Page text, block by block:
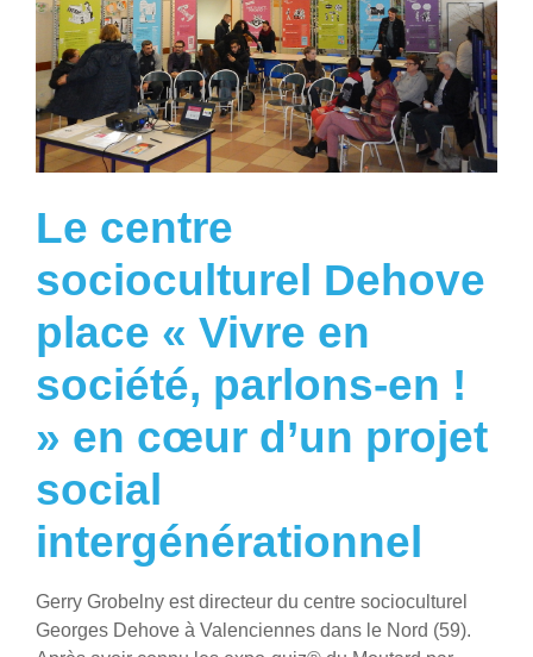
Le centre
socioculturel Dehove
place « Vivre en
société, parlons-en !
» en cœur d’un projet
social
intergénérationnel
Gerry Grobelny est directeur du centre socioculturel
Georges Dehove à Valenciennes dans le Nord (59).